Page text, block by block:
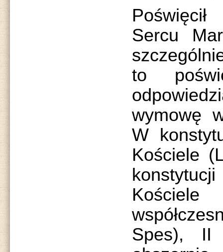
Sercu
to
wymowę
W
Kościele
Spes), II